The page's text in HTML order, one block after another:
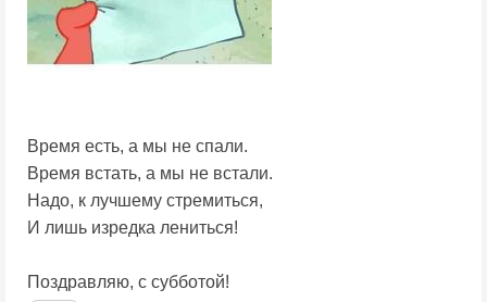
Время есть, а мы не спали.
Время встать, а мы не встали.
Надо, к лучшему стремиться,
И лишь изредка лениться!
Поздравляю, с субботой!